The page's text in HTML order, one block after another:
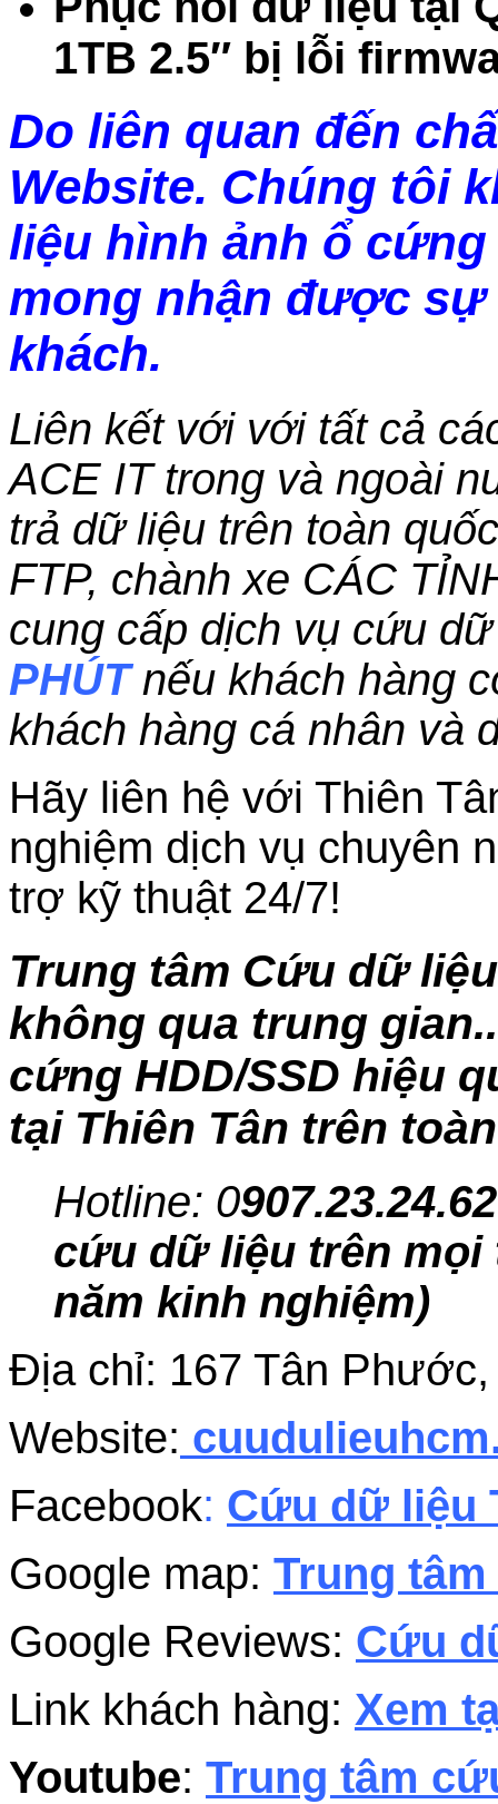
1TB 2.5″ bị lỗi
Do liên quan đến
Website. Chúng tôi
liệu hình ảnh ổ
mong nhận được
khách.
Liên kết với với tất cả
ACE IT trong và ngoài
trả dữ liệu trên toàn
FTP, chành xe CÁC
cung cấp dịch vụ cứu
PHÚTnếu khách hàng
khách hàng cá nhân và
Hãy liên hệ với Thiên
nghiệm dịch vụ chuyên
trợ kỹ thuật 24/7!
Trung tâm Cứu dữ
không qua trung
cứng HDD/SSD hiệu
tại Thiên Tân trên
Hotline: 0
cứu dữ liệu trên
năm kinh nghiệm)
Địa chỉ: 167 Tân
Website:
Facebook: Cứu dữ liệu
Google map: Trung
Google Reviews: Cứu
Link khách hàng: Xem
Youtube: Trung tâm